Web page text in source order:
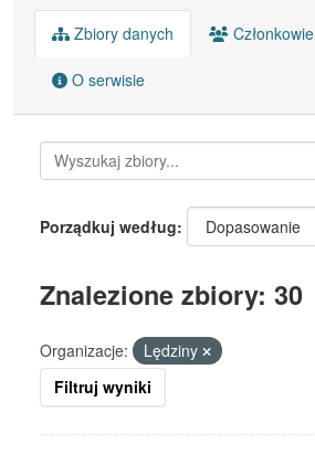
Zbiory danych Członkowie
O serwisie
Porządkuj według
Znalezione zbiory: 30
Organizacje:
Lędziny
Filtruj wyniki